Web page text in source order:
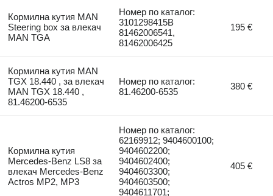
Кормилна кутия MAN
Steering box за влекач
MAN TGA
Номер по каталог:
3101298415B
81462006541,
81462006425
195 €
Кормилна кутия MAN
TGX 18.440 , за влекач
MAN TGX 18.440 ,
81.46200-6535
Номер по каталог:
81.46200-6535
380 €
Кормилна кутия
Mercedes-Benz LS8 за
влекач Mercedes-Benz
Actros MP2, MP3
Номер по каталог:
62169912; 9404600100;
9404602200;
9404602400;
9404603300;
9404603500;
9404611701;
405 €